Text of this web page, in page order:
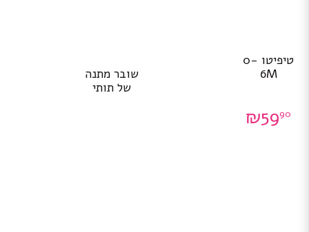
טיפיטו 0-
6M
₪5990
שובר מתנה
של תותי